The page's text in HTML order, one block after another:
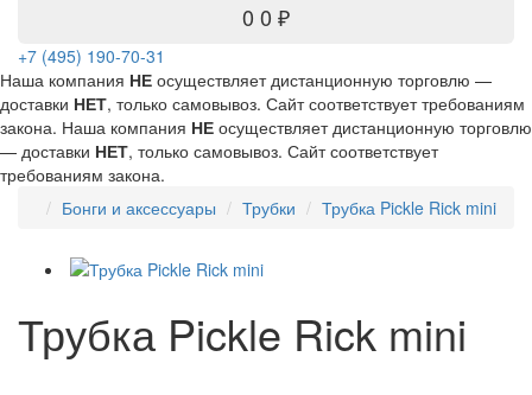
0 0 ₽
+7 (495) 190-70-31
Наша компания НЕ осуществляет дистанционную торговлю —
доставки НЕТ, только самовывоз. Сайт соответствует требованиям
закона. Наша компания НЕ осуществляет дистанционную торговлю
— доставки НЕТ, только самовывоз. Сайт соответствует
требованиям закона.
Бонги и аксессуары
Трубки Трубка Pickle Rick mini
Трубка Pickle Rick mini